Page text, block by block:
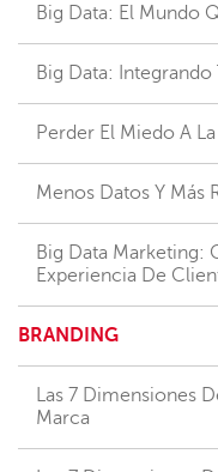
Big Data: El Mundo
Big Data:
Perder El Miedo A
Menos Datos Y Más
Big Data Marketing:
Experiencia De
BRANDING
Las 7 Dimensiones
Marca